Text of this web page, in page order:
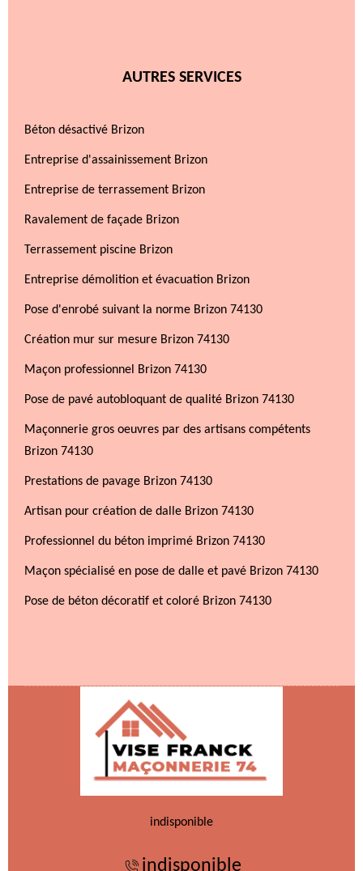
AUTRES SERVICES
Béton désactivé Brizon
Entreprise d'assainissement Brizon
Entreprise de terrassement Brizon
Ravalement de façade Brizon
Terrassement piscine Brizon
Entreprise démolition et évacuation Brizon
Pose d'enrobé suivant la norme Brizon 74130
Création mur sur mesure Brizon 74130
Maçon professionnel Brizon 74130
Pose de pavé autobloquant de qualité Brizon 74130
Maçonnerie gros oeuvres par des artisans compétents
Brizon 74130
Prestations de pavage Brizon 74130
Artisan pour création de dalle Brizon 74130
Professionnel du béton imprimé Brizon 74130
Maçon spécialisé en pose de dalle et pavé Brizon 74130
Pose de béton décoratif et coloré Brizon 74130
indisponible
indisponible